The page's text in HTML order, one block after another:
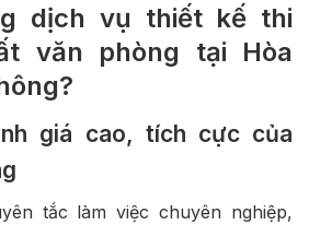
dịch vụ thiết kế thi
văn phòng tại Hòa
giá cao, tích cực của
tắc làm việc chuyên nghiệp,